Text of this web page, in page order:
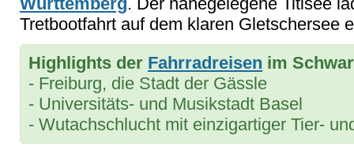
Tretbootfahrt auf dem klaren Gletschersee
Highlights der Fahrradreisen im
- Freiburg, die Stadt der Gässle
- Universitäts- und Musikstadt Basel
- Wutachschlucht mit einzigartiger Tier-